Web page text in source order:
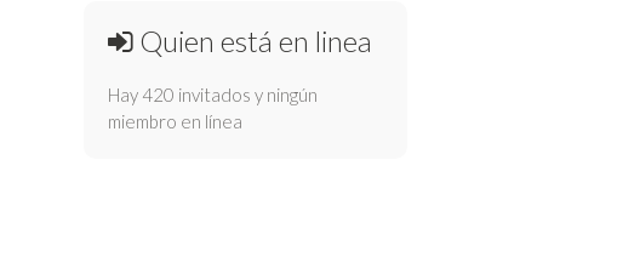
Quien está en linea
Hay 420 invitados y ningún
miembro en línea